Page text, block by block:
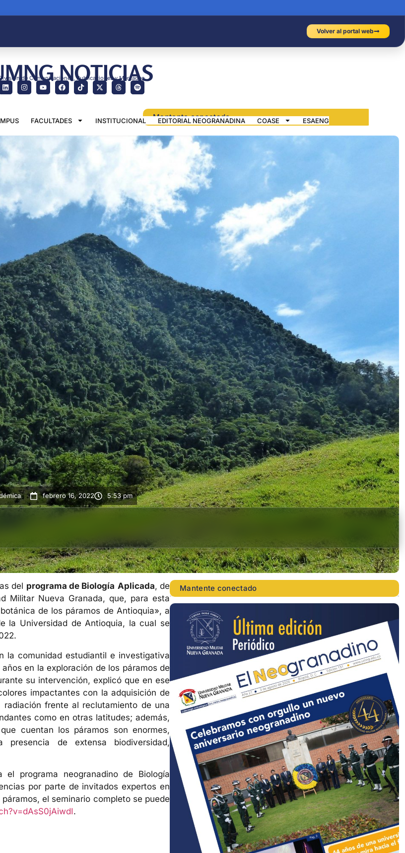
Volver al portal web
NOTICIAS
de Comunicaciones, Publicaciones y Mercadeo
FACULTADES INSTITUCIONAL EDITORIAL NEOGRANADINA COASE ESAENG
febrero 16, 2022 5:53 pm
del programa de Biología Aplicada, de
Militar Nueva Granada, que, para esta
de los páramos de Antioquia», a
la Universidad de Antioquia, la cual se
la comunidad estudiantil e investigativa
en la exploración de los páramos de
su intervención, explicó que en ese
impactantes con la adquisición de
frente al reclutamiento de una
como en otras latitudes; además,
cuentan los páramos son enormes,
de extensa biodiversidad,
programa neogranadino de Biología
por parte de invitados expertos en
el seminario completo se puede
.
Mantente conectado